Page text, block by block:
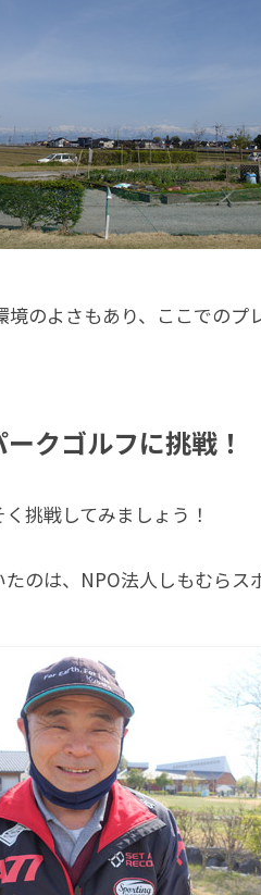
のよさもあり、ここでのプ
クゴルフに挑戦！
挑戦してみましょう！
のは、NPO法人しもむらス